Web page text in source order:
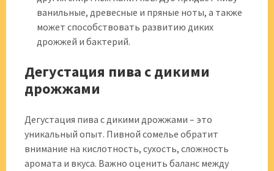
ванильные, древесные и пряные ноты, а также
может способствовать развитию диких
дрожжей и бактерий.
Дегустация пива с дикими
дрожжами
Дегустация пива с дикими дрожжами – это
уникальный опыт. Пивной сомелье обратит
внимание на кислотность, сухость, сложность
аромата и вкуса. Важно оценить баланс между